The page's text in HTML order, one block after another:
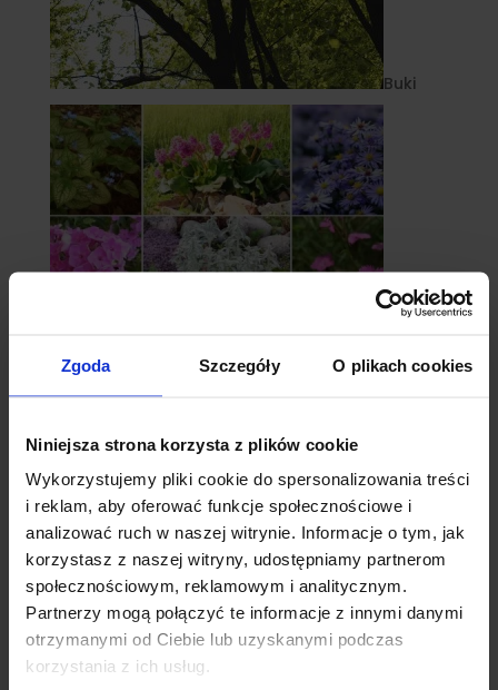
Zgoda Szczegóły O plikach cookies
Niniejsza strona korzysta z plików cookie
Wykorzystujemy pliki cookie do spersonalizowania treści
i reklam, aby oferować funkcje społecznościowe i
analizować ruch w naszej witrynie. Informacje o tym, jak
korzystasz z naszej witryny, udostępniamy partnerom
społecznościowym, reklamowym i analitycznym.
Partnerzy mogą połączyć te informacje z innymi danymi
otrzymanymi od Ciebie lub uzyskanymi podczas
korzystania z ich usług.
Buki